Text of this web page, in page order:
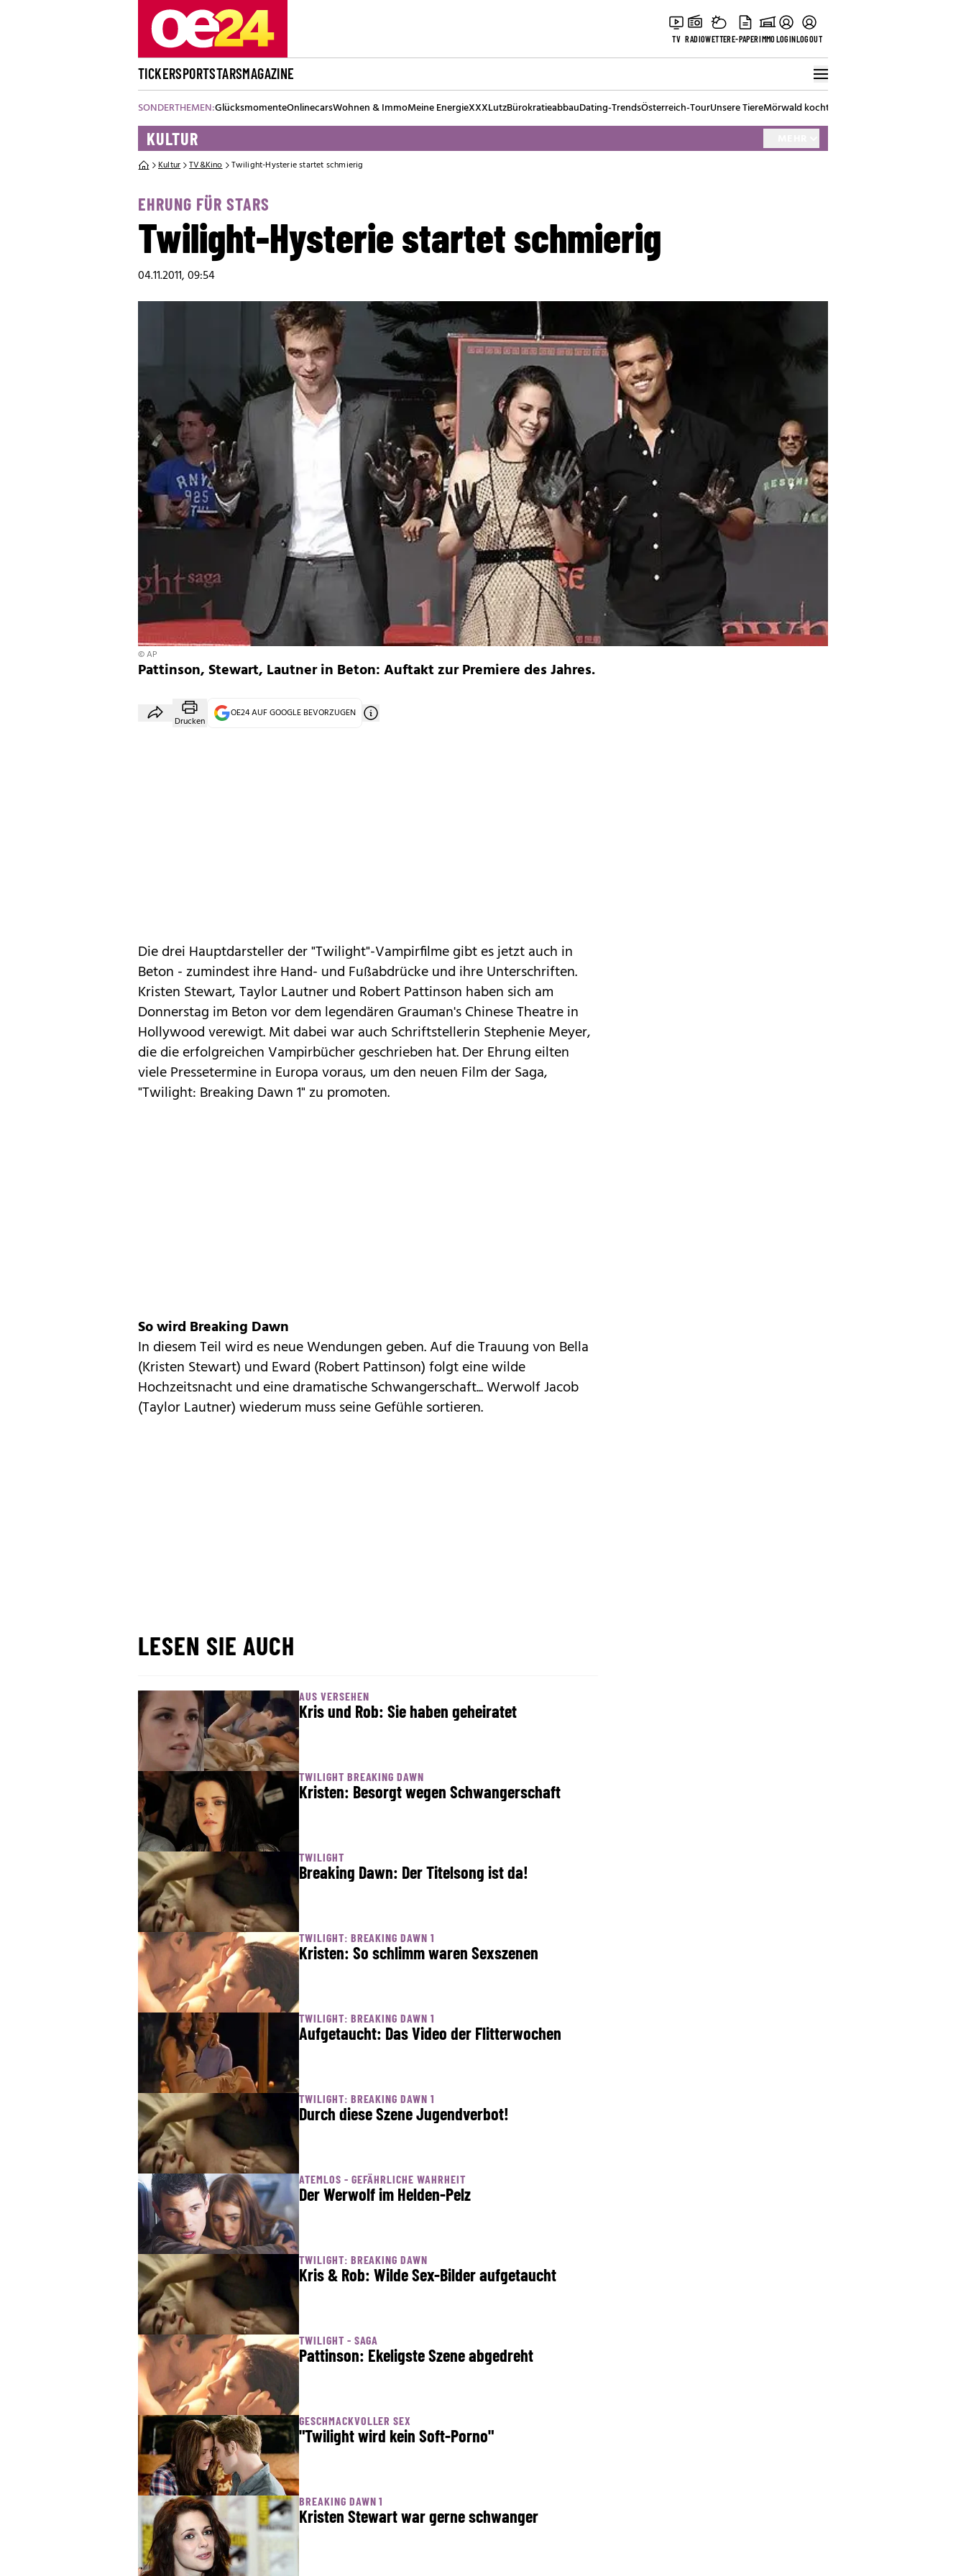
TV RADIOWETTERE-PAPERIMMOLOGINLOGOUT
TICKERSPORTSTARSMAGAZINE
SONDERTHEMEN:GlücksmomenteOnlinecarsWohnen & ImmoMeine EnergieXXXLutzBürokratieabbauDating-TrendsÖsterreich-TourUnsere TiereMörwald kocht
KULTUR
Kultur TV&Kino Twilight-Hysterie startet schmierig
EHRUNG FÜR STARS
Twilight-Hysterie startet schmierig
04.11.2011, 09:54
© AP
Pattinson, Stewart, Lautner in Beton: Auftakt zur Premiere des Jahres.
Drucken
OE24 AUF GOOGLE BEVORZUGEN
Die drei Hauptdarsteller der "Twilight"-Vampirfilme gibt es jetzt auch in
Beton - zumindest ihre Hand- und Fußabdrücke und ihre Unterschriften.
Kristen Stewart, Taylor Lautner und Robert Pattinson haben sich am
Donnerstag im Beton vor dem legendären Grauman's Chinese Theatre in
Hollywood verewigt. Mit dabei war auch Schriftstellerin Stephenie Meyer,
die die erfolgreichen Vampirbücher geschrieben hat. Der Ehrung eilten
viele Pressetermine in Europa voraus, um den neuen Film der Saga,
"Twilight: Breaking Dawn 1" zu promoten.
So wird Breaking Dawn
In diesem Teil wird es neue Wendungen geben. Auf dieTrauungvon Bella
(Kristen Stewart) und Eward (Robert Pattinson) folgt eine wilde
Hochzeitsnacht und eine dramatischeSchwangerschaft... Werwolf Jacob
(Taylor Lautner) wiederum muss seine Gefühle sortieren.
LESEN SIE AUCH
AUS VERSEHEN
Kris und Rob: Sie haben geheiratet
TWILIGHT BREAKING DAWN
Kristen: Besorgt wegen Schwangerschaft
TWILIGHT
Breaking Dawn: Der Titelsong ist da!
TWILIGHT: BREAKING DAWN 1
Kristen: So schlimm waren Sexszenen
TWILIGHT: BREAKING DAWN 1
Aufgetaucht: Das Video der Flitterwochen
TWILIGHT: BREAKING DAWN 1
Durch diese Szene Jugendverbot!
ATEMLOS - GEFÄHRLICHE WAHRHEIT
Der Werwolf im Helden-Pelz
TWILIGHT: BREAKING DAWN
Kris & Rob: Wilde Sex-Bilder aufgetaucht
TWILIGHT - SAGA
Pattinson: Ekeligste Szene abgedreht
GESCHMACKVOLLER SEX
"Twilight wird kein Soft-Porno"
BREAKING DAWN 1
Kristen Stewart war gerne schwanger